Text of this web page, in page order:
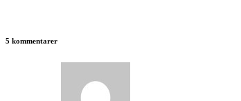
5 kommentarer